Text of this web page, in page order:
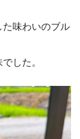
味わいのブル
した。